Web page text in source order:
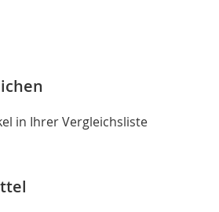
in Ihrer Vergleichsliste